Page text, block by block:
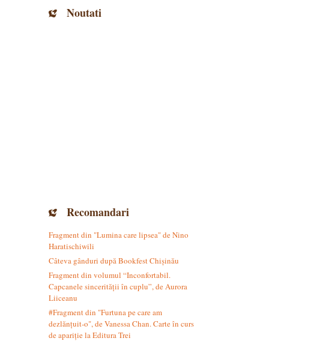
Noutati
Recomandari
Fragment din "Lumina care lipsea" de Nino
Haratischiwili
Câteva gânduri după Bookfest Chișinău
Fragment din volumul “Inconfortabil.
Capcanele sincerității în cuplu”, de Aurora
Liiceanu
#Fragment din "Furtuna pe care am
dezlănțuit-o", de Vanessa Chan. Carte în curs
de apariție la Editura Trei